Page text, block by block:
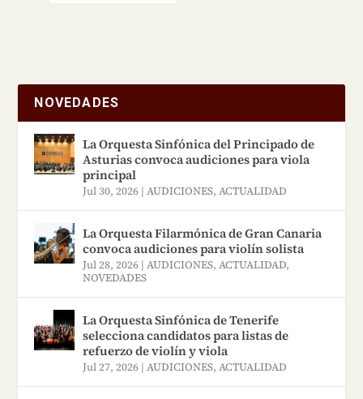
NOVEDADES
La Orquesta Sinfónica del Principado de
Asturias convoca audiciones para viola
principal
Jul 30, 2026 |AUDICIONES,ACTUALIDAD
La Orquesta Filarmónica de Gran Canaria
convoca audiciones para violín solista
Jul 28, 2026 |AUDICIONES,ACTUALIDAD,
NOVEDADES
La Orquesta Sinfónica de Tenerife
selecciona candidatos para listas de
refuerzo de violín y viola
Jul 27, 2026 |AUDICIONES,ACTUALIDAD